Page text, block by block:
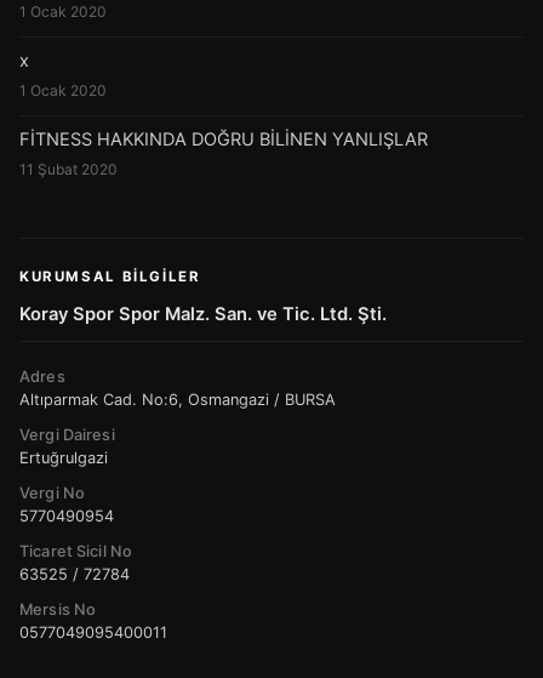
1 Ocak 2020
x
1 Ocak 2020
FİTNESS HAKKINDA DOĞRU BİLİNEN YANLIŞLAR
11 Şubat 2020
KURUMSAL BILGILER
Koray Spor Spor Malz. San. ve Tic. Ltd. Şti.
Adres
Altıparmak Cad. No:6, Osmangazi / BURSA
Vergi Dairesi
Ertuğrulgazi
Vergi No
5770490954
Ticaret Sicil No
63525 / 72784
Mersis No
0577049095400011